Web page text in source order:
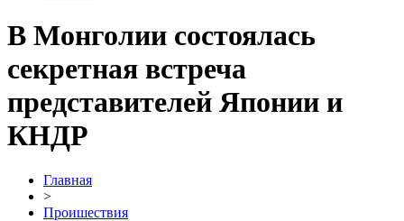
В Монголии состоялась
секретная встреча
представителей Японии и
КНДР
Главная
>
Проишествия